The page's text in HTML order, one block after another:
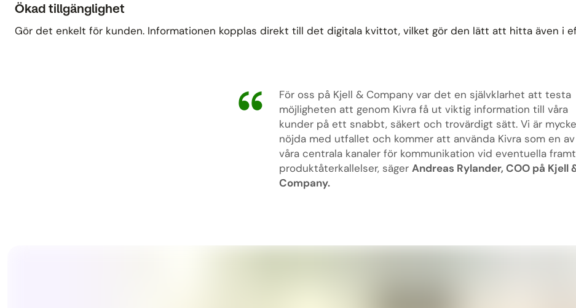
Ökad tillgänglighet
Gör det enkelt för kunden. Informationen kopplas direkt till det digitala kvittot, vilket gör den lätt att hitta även i
För oss på Kjell & Company var det en självklarhet att testa
möjligheten att genom Kivra få ut viktig information till våra
kunder på ett snabbt, säkert och trovärdigt sätt. Vi är
nöjda med utfallet och kommer att använda Kivra som en av
våra centrala kanaler för kommunikation vid eventuella
produktåterkallelser, säger Andreas Rylander, COO på Kjell
Company.